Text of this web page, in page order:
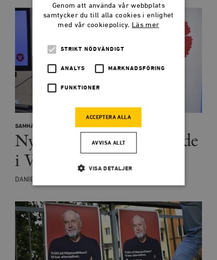
SAMHÄLLE
Nytt extremism­avslöjande
i Vänsterpartiet
DANIEL SCHATZ
Genom att använda vår webbplats
samtycker du till alla cookies i enlighet
med vår cookiepolicy. Läs mer
STRIKT NÖDVÄNDIGT
ANALYS MARKNADSFÖRING
FUNKTIONER
ACCEPTERA ALLA
AVVISA ALLT
VISA DETALJER
Strikt nödvändigt Analys
Marknadsföring Funktioner
Strikt nödvändiga kakor tillåter
kärnwebbplatsfunktioner som användarinloggning
och kontohantering. Webbplatsen kan inte användas